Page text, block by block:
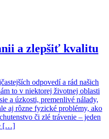
a zlepšiť kvalitu
odpovedí a rád našich
to v niektorej životnej oblasti
a úzkosti, premenlivé nálady,
aj rôzne fyzické problémy, ako
či zlé trávenie – jeden
[…]